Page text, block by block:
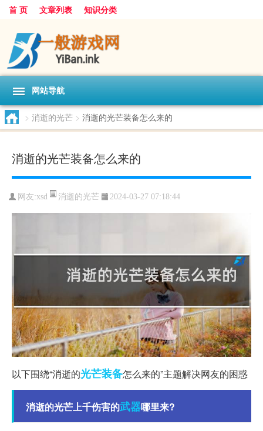
首 页 文章列表 知识分类
网站导航
> 消逝的光芒 > 消逝的光芒装备怎么来的
消逝的光芒装备怎么来的
网友:xsd 消逝的光芒 2024-03-27 07:18:44
以下围绕“消逝的光芒装备怎么来的”主题解决网友的困惑
消逝的光芒上千伤害的武器哪里来?